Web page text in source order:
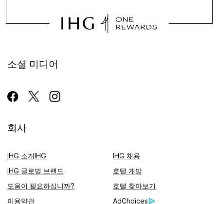
소셜 미디어
회사
IHG 소개IHG
IHG 채용
IHG 글로벌 브랜드
호텔 개발
도움이 필요하십니까?
호텔 찾아보기
이용약관
AdChoices